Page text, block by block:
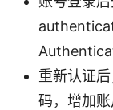
重新认证
码，增加账